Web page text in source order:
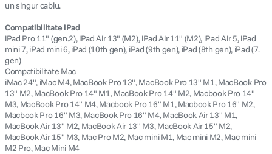
un singur cablu.
Compatibilitate iPad
iPad Pro 11" (gen.2), iPad Air 13" (M2), iPad Air 11" (M2), iPad Air 5, iPad
mini 7, iPad mini 6, iPad (10th gen), iPad (9th gen), iPad (8th gen), iPad (7.
gen)
Compatibilitate Mac
iMac 24", iMac M4, MacBook Pro 13", MacBook Pro 13" M1, MacBook Pro
13" M2, MacBook Pro 14" M1, MacBook Pro 14" M2, Macbook Pro 14"
M3, MacBook Pro 14" M4, Macbook Pro 16" M1, Macbook Pro 16" M2,
Macbook Pro 16" M3, MacBook Pro 16" M4, MacBook Air 13" M1,
MacBook Air 13" M2, MacBook Air 13" M3, MacBook Air 15" M2,
MacBook Air 15" M3, Mac Pro M2, Mac mini M1, Mac mini M2, Mac mini
M2 Pro, Mac Mini M4